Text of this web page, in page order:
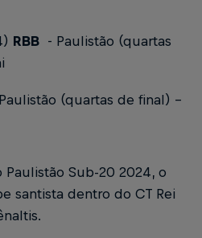
RBB - Paulistão (quartas
(quartas de final) -
Sub-20 2024, o
santista dentro do CT Rei